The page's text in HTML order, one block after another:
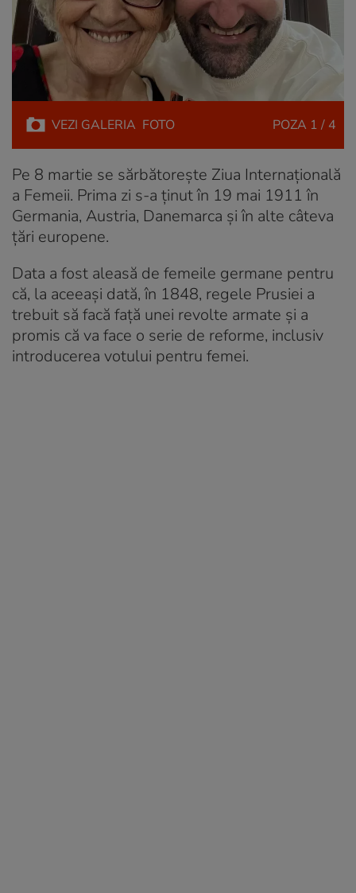
VEZI GALERIA FOTO POZA 1 / 4
Pe 8 martie se sărbătoreşte Ziua Internaţională
a Femeii. Prima zi s-a ţinut în 19 mai 1911 în
Germania, Austria, Danemarca şi în alte câteva
ţări europene.
Data a fost aleasă de femeile germane pentru
că, la aceeaşi dată, în 1848, regele Prusiei a
trebuit să facă faţă unei revolte armate şi a
promis că va face o serie de reforme, inclusiv
introducerea votului pentru femei.